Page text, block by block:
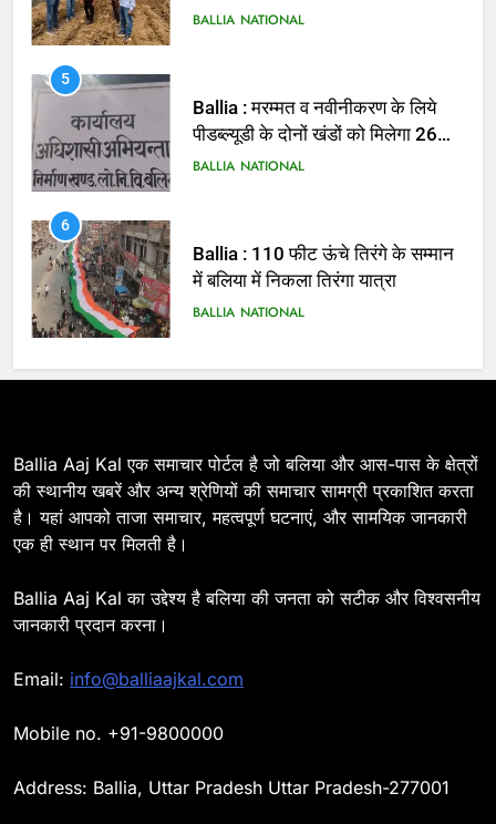
तैयारी तेज
BALLIA NATIONAL
5
Ballia : मरम्मत व नवीनीकरण के लिये
पीडब्ल्यूडी के दोनों खंडों को मिलेगा 26
करोड़
BALLIA NATIONAL
6
Ballia : 110 फीट ऊंचे तिरंगे के सम्मान
में बलिया में निकला तिरंगा यात्रा
BALLIA NATIONAL
7
BALLIA NATIONAL
8
के साथ रेलवे स्टेशन व शहर में किया पैदल
BALLIA NATIONAL
Ballia : एकता, अखंडता और राष्ट्रप्रेम
अधीक्षक ओमवीर सिंह ने दिलाई शपथ, दी
Ballia Aaj Kal एक समाचार पोर्टल है जो बलिया और आस-पास के क्षेत्रों
की स्थानीय खबरें और अन्य श्रेणियों की समाचार सामग्री प्रकाशित करता
है। यहां आपको ताजा समाचार, महत्वपूर्ण घटनाएं, और सामयिक जानकारी
एक ही स्थान पर मिलती है।
Ballia Aaj Kal का उद्देश्य है बलिया की जनता को सटीक और विश्वसनीय
जानकारी प्रदान करना।
Email: info@balliaajkal.com
Mobile no. +91-9800000
Address: Ballia, Uttar Pradesh Uttar Pradesh-277001